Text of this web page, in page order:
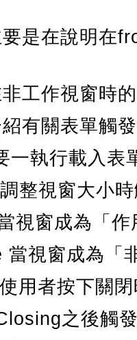
是在說明在
工作視窗時
有關表單觸
一執行載入表
整視窗大小時
視窗成為「作
視窗成為「
用者按下關
之後觸發